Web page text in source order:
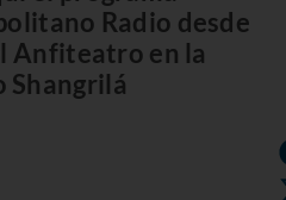
Radio desde
Anfiteatro en la
Shangrilá